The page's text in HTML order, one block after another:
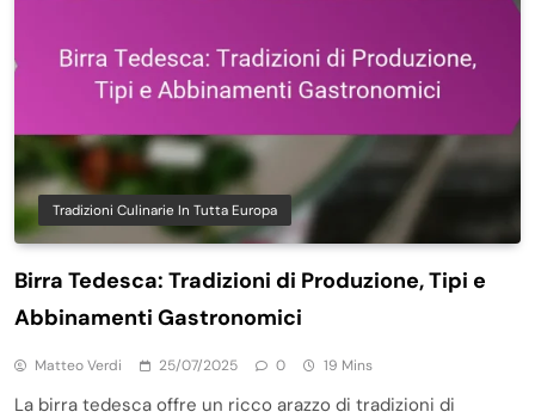
Tradizioni Culinarie In Tutta Europa
Birra Tedesca: Tradizioni di Produzione, Tipi e
Abbinamenti Gastronomici
Matteo Verdi 25/07/2025 0 19 Mins
La birra tedesca offre un ricco arazzo di tradizioni di